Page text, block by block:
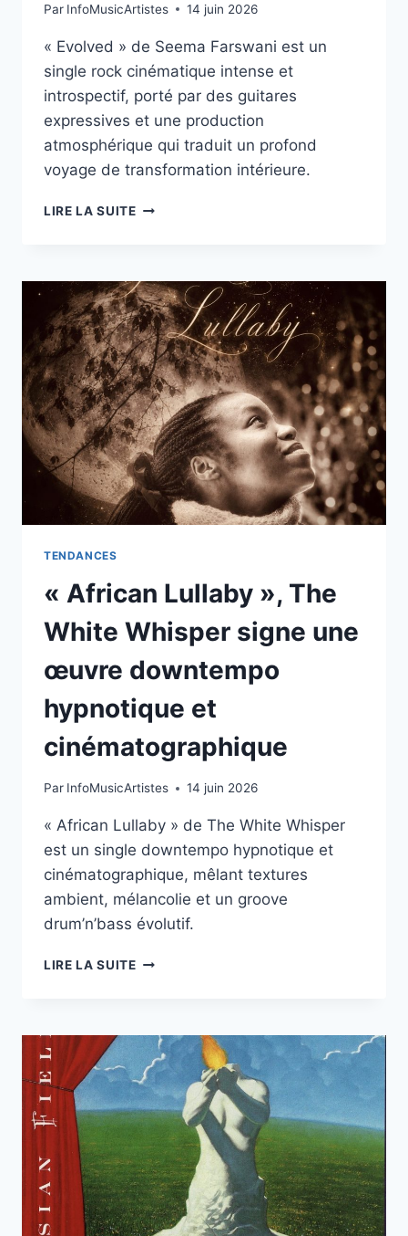
Par InfoMusicArtistes 14 juin 2026
« Evolved » de Seema Farswani est un
single rock cinématique intense et
introspectif, porté par des guitares
expressives et une production
atmosphérique qui traduit un profond
voyage de transformation intérieure.
LIRE LA SUITE« EVOLVED »,
UN
ROCK
CINÉMATIQUE
PUISSANT
ET
INTROSPECTIF
TENDANCES
« African Lullaby », The
White Whisper signe une
œuvre downtempo
hypnotique et
cinématographique
Par InfoMusicArtistes 14 juin 2026
« African Lullaby » de The White Whisper
est un single downtempo hypnotique et
cinématographique, mêlant textures
ambient, mélancolie et un groove
drum’n’bass évolutif.
LIRE LA SUITE« AFRICAN
WHISPER
SIGNE
UNE
ŒUVRE
DOWNTEMPO
HYPNOTIQUE
ET
CINÉMATOGRAPHIQUE